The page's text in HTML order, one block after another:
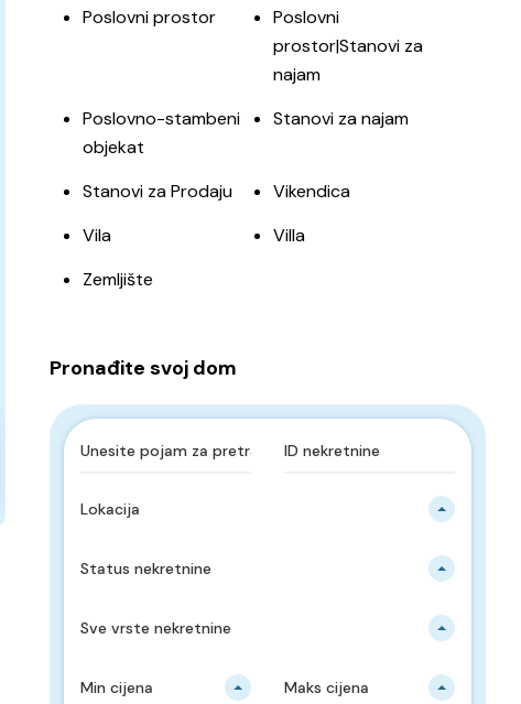
Poslovni prostor
Poslovni
prostor|Stanovi za
najam
Poslovno-stambeni
objekat
Stanovi za najam
Stanovi za Prodaju
Vikendica
Vila
Villa
Zemljište
Pronađite svoj dom
Lokacija
Status nekretnine
Sve vrste nekretnine
Min cijena Maks cijena